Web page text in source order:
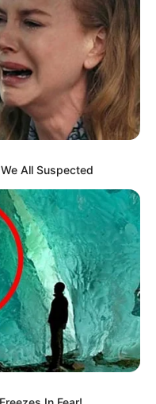
All Suspected